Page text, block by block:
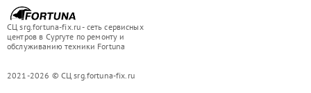
СЦ srg.fortuna-fix.ru - сеть сервисных
центров в Сургуте по ремонту и
обслуживанию техники Fortuna
2021-2026 © СЦ srg.fortuna-fix.ru